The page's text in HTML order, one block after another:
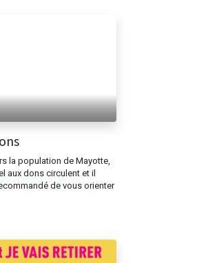
la population de Mayotte,
aux dons circulent et il
de vous orienter